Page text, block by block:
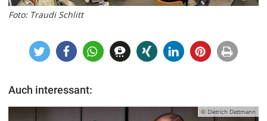
Foto: Traudi Schlitt
Auch interessant:
© Dietrich Dettmann